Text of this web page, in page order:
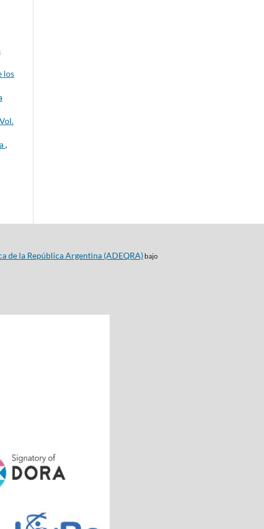
los
,
de la República Argentina (ADEQRA) bajo